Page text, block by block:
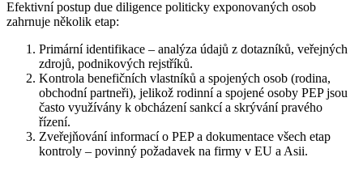
Efektivní postup due diligence politicky exponovaných osob
zahrnuje několik etap:
Primární identifikace – analýza údajů z dotazníků, veřejných
zdrojů, podnikových rejstříků.
Kontrola benefičních vlastníků a spojených osob (rodina,
obchodní partneři), jelikož rodinní a spojené osoby PEP jsou
často využívány k obcházení sankcí a skrývání pravého
řízení.
Zveřejňování informací o PEP a dokumentace všech etap
kontroly – povinný požadavek na firmy v EU a Asii.